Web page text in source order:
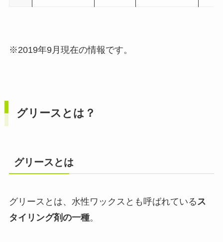
※2019年9月現在の情報です。
グリースとは？
グリースとは
グリースとは、水性ワックスとも呼ばれているス
タイリング剤の一種。